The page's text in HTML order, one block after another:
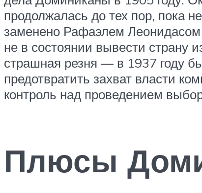
продолжалась до тех пор, пока
заменено Рафаэлем Леонидасом
не в состоянии вывести страну
страшная резня — в 1937 году
предотвратить захват власти
контроль над проведением
Плюсы